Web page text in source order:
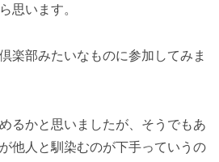
思います。
楽部みたいなものに参加してみま
るかと思いましたが、そうでもあ
他人と馴染むのが下手っていうの